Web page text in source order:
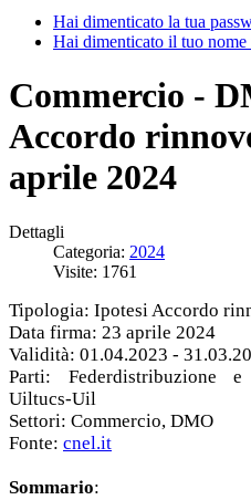
Hai dimenticato la tua
Hai dimenticato il tuo nome
Commercio -
Accordo
aprile 2024
Dettagli
Categoria: 2024
Visite: 1761
Tipologia: Ipotesi Accordo
Data firma: 23 aprile 2024
Validità: 01.04.2023 -
Parti: Federdistribuzione e
Uiltucs-Uil
Settori: Commercio, DMO
Fonte: cnel.it
Sommario: